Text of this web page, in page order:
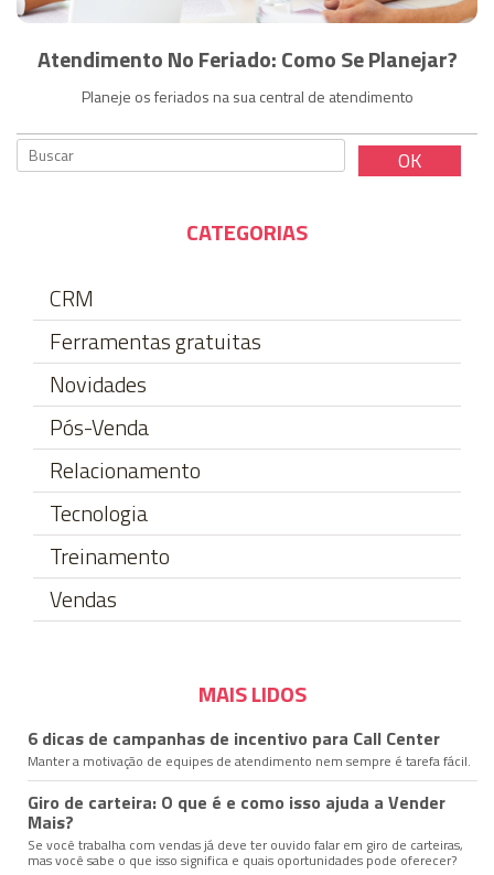
Atendimento No Feriado: Como Se Planejar?
Planeje os feriados na sua central de atendimento
CATEGORIAS
CRM
Ferramentas gratuitas
Novidades
Pós-Venda
Relacionamento
Tecnologia
Treinamento
Vendas
MAIS LIDOS
6 dicas de campanhas de incentivo para Call Center
Manter a motivação de equipes de atendimento nem sempre é tarefa fácil.
Giro de carteira: O que é e como isso ajuda a Vender
Mais?
Se você trabalha com vendas já deve ter ouvido falar em giro de carteiras,
mas você sabe o que isso significa e quais oportunidades pode oferecer?